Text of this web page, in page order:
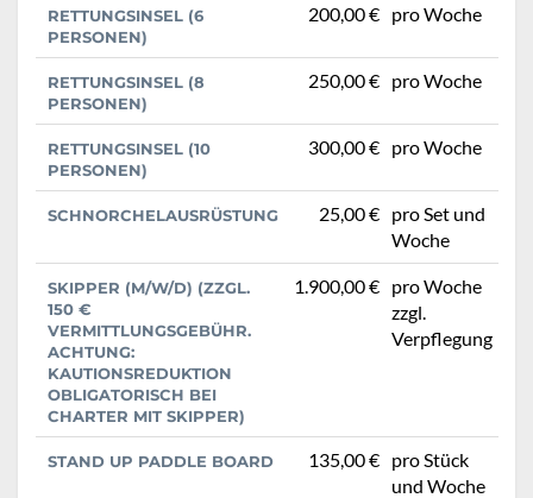
RETTUNGSINSEL (6
PERSONEN)
200,00 € pro Woche
RETTUNGSINSEL (8
PERSONEN)
250,00 € pro Woche
RETTUNGSINSEL (10
PERSONEN)
300,00 € pro Woche
SCHNORCHELAUSRÜSTUNG 25,00 € pro Set und
Woche
SKIPPER (M/W/D) (ZZGL.
150 €
VERMITTLUNGSGEBÜHR.
ACHTUNG:
KAUTIONSREDUKTION
OBLIGATORISCH BEI
CHARTER MIT SKIPPER)
1.900,00 € pro Woche
zzgl.
Verpflegung
STAND UP PADDLE BOARD 135,00 € pro Stück
und Woche